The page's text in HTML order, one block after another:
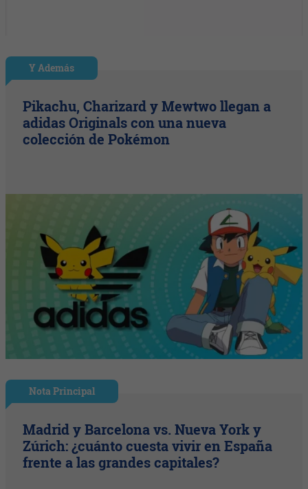
Y Además
Pikachu, Charizard y Mewtwo llegan a
adidas Originals con una nueva
colección de Pokémon
Nota Principal
Madrid y Barcelona vs. Nueva York y
Zúrich: ¿cuánto cuesta vivir en España
frente a las grandes capitales?